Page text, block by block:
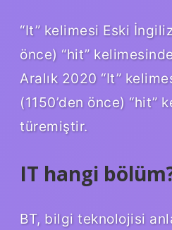
“It” kelimesi Eski
önce) “hit”
Aralık 2020 “It”
(1150’den önce) “hit”
türemiştir.
IT hangi
BT, bilgi teknolojisi